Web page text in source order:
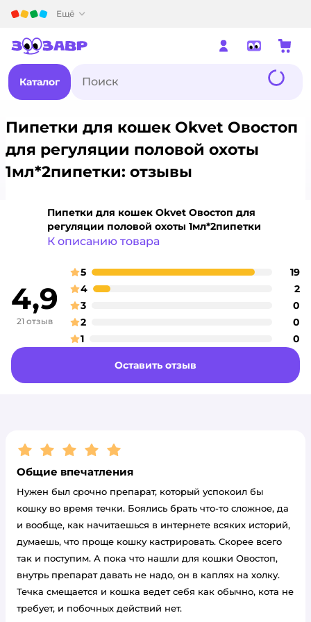
Ещё
Каталог
Пипетки для кошек Okvet Овостоп
для регуляции половой охоты
1мл*2пипетки: отзывы
Пипетки для кошек Okvet Овостоп для
регуляции половой охоты 1мл*2пипетки
К описанию товара
Рейтинг:5
Общие впечатления
Нужен был срочно препарат, который успокоил бы
кошку во время течки. Боялись брать что-то сложное, да
и вообще, как начитаешься в интернете всяких историй,
думаешь, что проще кошку кастрировать. Скорее всего
так и поступим. А пока что нашли для кошки Овостоп,
внутрь препарат давать не надо, он в каплях на холку.
Течка смещается и кошка ведет себя как обычно, кота не
требует, и побочных действий нет.
4,9
21 отзыв
оценка
5 19
оценка
4 2
оценка
3 0
оценка
2 0
оценка
1 0
Оставить отзыв